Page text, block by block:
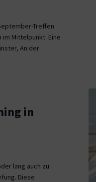
Treffen
Mittelpunkt. Eine
An der
in
lang auch zu
Diese